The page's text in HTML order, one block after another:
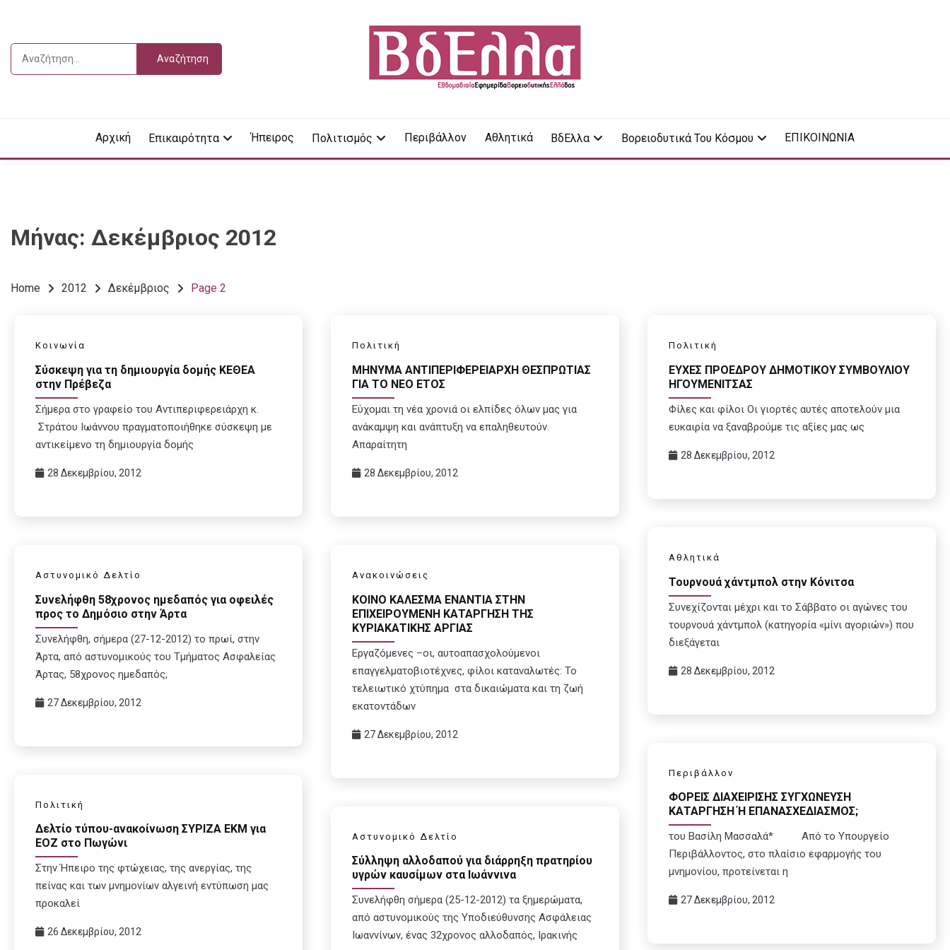
content
Αναζήτηση
Αρχική Επικαιρότητα Ήπειρος Πολιτισμός Περιβάλλον Αθλητικά ΒδΕλλα Βορειοδυτικά Του Κόσμου ΕΠΙΚΟΙΝΩΝΙΑ
Μήνας: Δεκέμβριος 2012
Home 2012 Δεκέμβριος Page 2
Κοινωνία
Σύσκεψη για τη δημιουργία δομής ΚΕΘΕΑ
στην Πρέβεζα
Σήμερα στο γραφείο του Αντιπεριφερειάρχη κ.
Στράτου Ιωάννου πραγματοποιήθηκε σύσκεψη με
αντικείμενο τη δημιουργία δομής
28 Δεκεμβρίου, 2012
Πολιτική
ΜΗΝΥΜΑ ΑΝΤΙΠΕΡΙΦΕΡΕΙΑΡΧΗ ΘΕΣΠΡΩΤΙΑΣ
ΓΙΑ ΤΟ ΝΕΟ ΕΤΟΣ
Εύχομαι τη νέα χρονιά οι ελπίδες όλων μας για
ανάκαμψη και ανάπτυξη να επαληθευτούν.
Απαραίτητη
28 Δεκεμβρίου, 2012
Πολιτική
ΕΥΧΕΣ ΠΡΟΕΔΡΟΥ ΔΗΜΟΤΙΚΟΥ ΣΥΜΒΟΥΛΙΟΥ
ΗΓΟΥΜΕΝΙΤΣΑΣ
Φίλες και φίλοι Οι γιορτές αυτές αποτελούν μια
ευκαιρία να ξαναβρούμε τις αξίες μας ως
28 Δεκεμβρίου, 2012
Αθλητικά
Τουρνουά χάντμπολ στην Κόνιτσα
Συνεχίζονται μέχρι και το Σάββατο οι αγώνες του
τουρνουά χάντμπολ (κατηγορία «μίνι αγοριών») που
διεξάγεται
28 Δεκεμβρίου, 2012
Αστυνομικό Δελτίο
Συνελήφθη 58χρονος ημεδαπός για οφειλές
προς το Δημόσιο στην Άρτα
Συνελήφθη, σήμερα (27-12-2012) το πρωί, στην
Άρτα, από αστυνομικούς του Τμήματος Ασφαλείας
Άρτας, 58χρονος ημεδαπός,
27 Δεκεμβρίου, 2012
Ανακοινώσεις
ΚΟΙΝΟ ΚΑΛΕΣΜΑ ΕΝΑΝΤΙΑ ΣΤΗΝ
ΕΠΙΧΕΙΡΟΥΜΕΝΗ ΚΑΤΑΡΓΗΣΗ ΤΗΣ
ΚΥΡΙΑΚΑΤΙΚΗΣ ΑΡΓΙΑΣ
Εργαζόμενες –οι, αυτοαπασχολούμενοι
επαγγελματοβιοτέχνες, φίλοι καταναλωτές: Το
τελειωτικό χτύπημα στα δικαιώματα και τη ζωή
εκατοντάδων
27 Δεκεμβρίου, 2012
Περιβάλλον
ΦΟΡΕΙΣ ΔΙΑΧΕΙΡΙΣΗΣ ΣΥΓΧΩΝΕΥΣΗ
ΚΑΤΑΡΓΗΣΗ Ή ΕΠΑΝΑΣΧΕΔΙΑΣΜΟΣ;
του Βασίλη Μασσαλά* Από το Υπουργείο
Περιβάλλοντος, στο πλαίσιο εφαρμογής του
μνημονίου, προτείνεται η
27 Δεκεμβρίου, 2012
Πολιτική
Δελτίο τύπου-ανακοίνωση ΣΥΡΙΖΑ ΕΚΜ για
ΕΟΖ στο Πωγώνι
Στην Ήπειρο της φτώχειας, της ανεργίας, της
πείνας και των μνημονίων αλγεινή εντύπωση μας
προκαλεί
26 Δεκεμβρίου, 2012
Αστυνομικό Δελτίο
Σύλληψη αλλοδαπού για διάρρηξη πρατηρίου
υγρών καυσίμων στα Ιωάννινα
Συνελήφθη σήμερα (25-12-2012) τα ξημερώματα,
από αστυνομικούς της Υποδιεύθυνσης Ασφάλειας
Ιωαννίνων, ένας 32χρονος αλλοδαπός, Ιρακινής